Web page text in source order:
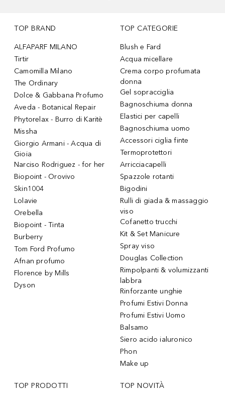
TOP BRAND
ALFAPARF MILANO
Tirtir
Camomilla Milano
The Ordinary
Dolce & Gabbana Profumo
Aveda - Botanical Repair
Phytorelax - Burro di Karitè
Missha
Giorgio Armani - Acqua di
Gioia
Narciso Rodriguez - for her
Biopoint - Orovivo
Skin1004
Lolavie
Orebella
Biopoint - Tinta
Burberry
Tom Ford Profumo
Afnan profumo
Florence by Mills
Dyson
TOP CATEGORIE
Blush e Fard
Acqua micellare
Crema corpo profumata
donna
Gel sopracciglia
Bagnoschiuma donna
Elastici per capelli
Bagnoschiuma uomo
Accessori ciglia finte
Termoprotettori
Arricciacapelli
Spazzole rotanti
Bigodini
Rulli di giada & massaggio
viso
Cofanetto trucchi
Kit & Set Manicure
Spray viso
Douglas Collection
Rimpolpanti & volumizzanti
labbra
Rinforzante unghie
Profumi Estivi Donna
Profumi Estivi Uomo
Balsamo
Siero acido ialuronico
Phon
Make up
TOP PRODOTTI TOP NOVITÀ